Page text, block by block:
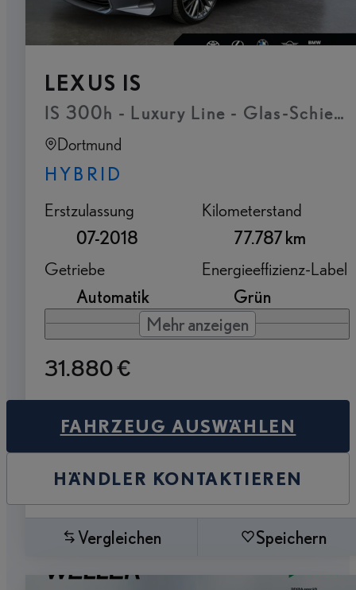
LEXUS IS
IS 300h - Luxury Line - Glas-
Dortmund
HYBRID
Erstzulassung
07-2018
Kilometerstand
77.787 km
Getriebe
Automatik
Energieeffizienz-Label
Grün
Mehr anzeigen
31.880 €
FAHRZEUG AUSWÄHLEN
HÄNDLER KONTAKTIEREN
Vergleichen Speichern